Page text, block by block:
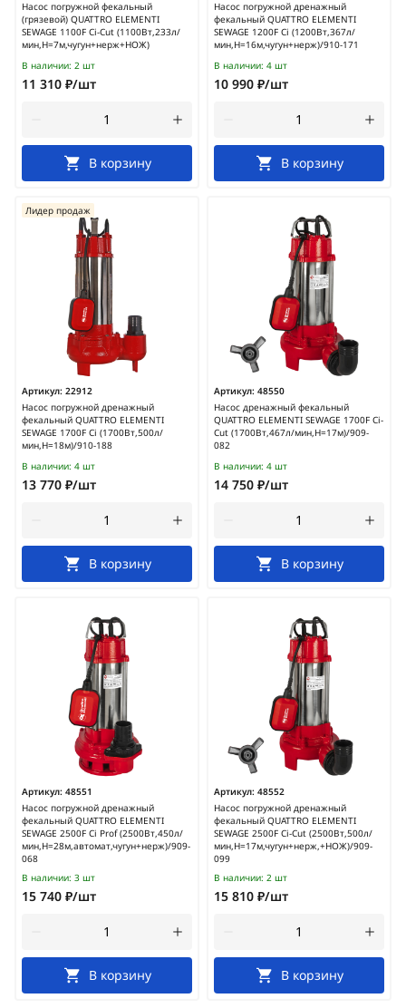
Насос погружной фекальный
(грязевой) QUATTRO ELEMENTI
SEWAGE 1100F Ci-Cut (1100Вт,233л/
мин,H=7м,чугун+нерж+НОЖ)
В наличии: 2 шт
11 310 ₽/шт
В корзину
Насос погружной дренажный
фекальный QUATTRO ELEMENTI
SEWAGE 1200F Ci (1200Вт,367л/
мин,H=16м,чугун+нерж)/910-171
В наличии: 4 шт
10 990 ₽/шт
В корзину
Артикул: 22912
Насос погружной дренажный
фекальный QUATTRO ELEMENTI
SEWAGE 1700F Ci (1700Вт,500л/
мин,H=18м)/910-188
Лидер продаж
В наличии: 4 шт
13 770 ₽/шт
В корзину
Артикул: 48550
Насос дренажный фекальный
QUATTRO ELEMENTI SEWAGE 1700F Ci-
Cut (1700Вт,467л/мин,H=17м)/909-
082
В наличии: 4 шт
14 750 ₽/шт
В корзину
Артикул: 48551
Насос погружной дренажный
фекальный QUATTRO ELEMENTI
SEWAGE 2500F Ci Prof (2500Вт,450л/
мин,H=28м,автомат,чугун+нерж)/909-
068
В наличии: 3 шт
15 740 ₽/шт
В корзину
Артикул: 48552
Насос погружной дренажный
фекальный QUATTRO ELEMENTI
SEWAGE 2500F Ci-Cut (2500Вт,500л/
мин,H=17м,чугун+нерж,+НОЖ)/909-
099
В наличии: 2 шт
15 810 ₽/шт
В корзину